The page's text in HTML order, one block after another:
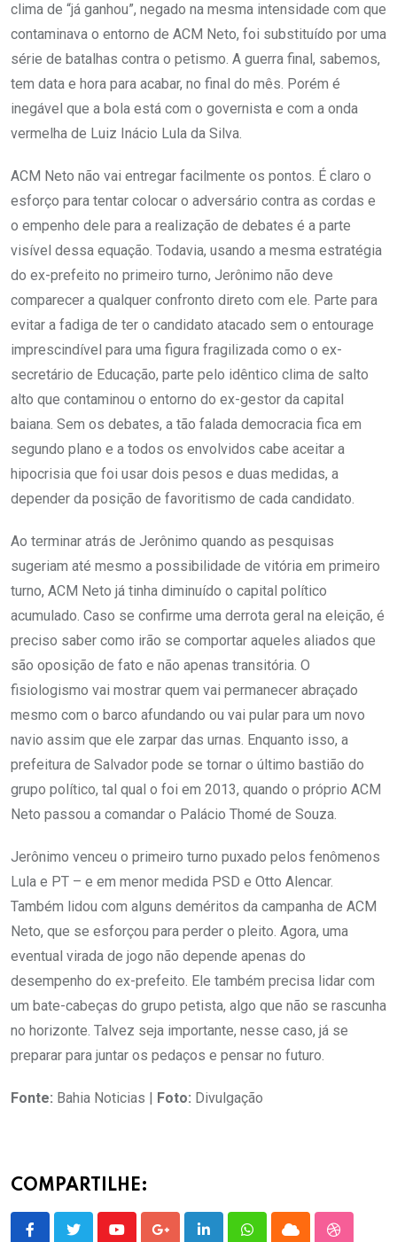
clima de “já ganhou”, negado na mesma intensidade com que
contaminava o entorno de ACM Neto, foi substituído por uma
série de batalhas contra o petismo. A guerra final, sabemos,
tem data e hora para acabar, no final do mês. Porém é
inegável que a bola está com o governista e com a onda
vermelha de Luiz Inácio Lula da Silva.
ACM Neto não vai entregar facilmente os pontos. É claro o
esforço para tentar colocar o adversário contra as cordas e
o empenho dele para a realização de debates é a parte
visível dessa equação. Todavia, usando a mesma estratégia
do ex-prefeito no primeiro turno, Jerônimo não deve
comparecer a qualquer confronto direto com ele. Parte para
evitar a fadiga de ter o candidato atacado sem o entourage
imprescindível para uma figura fragilizada como o ex-
secretário de Educação, parte pelo idêntico clima de salto
alto que contaminou o entorno do ex-gestor da capital
baiana. Sem os debates, a tão falada democracia fica em
segundo plano e a todos os envolvidos cabe aceitar a
hipocrisia que foi usar dois pesos e duas medidas, a
depender da posição de favoritismo de cada candidato.
Ao terminar atrás de Jerônimo quando as pesquisas
sugeriam até mesmo a possibilidade de vitória em primeiro
turno, ACM Neto já tinha diminuído o capital político
acumulado. Caso se confirme uma derrota geral na eleição, é
preciso saber como irão se comportar aqueles aliados que
são oposição de fato e não apenas transitória. O
fisiologismo vai mostrar quem vai permanecer abraçado
mesmo com o barco afundando ou vai pular para um novo
navio assim que ele zarpar das urnas. Enquanto isso, a
prefeitura de Salvador pode se tornar o último bastião do
grupo político, tal qual o foi em 2013, quando o próprio ACM
Neto passou a comandar o Palácio Thomé de Souza.
Jerônimo venceu o primeiro turno puxado pelos fenômenos
Lula e PT – e em menor medida PSD e Otto Alencar.
Também lidou com alguns deméritos da campanha de ACM
Neto, que se esforçou para perder o pleito. Agora, uma
eventual virada de jogo não depende apenas do
desempenho do ex-prefeito. Ele também precisa lidar com
um bate-cabeças do grupo petista, algo que não se rascunha
no horizonte. Talvez seja importante, nesse caso, já se
preparar para juntar os pedaços e pensar no futuro.
Fonte: Bahia Noticias | Foto: Divulgação
COMPARTILHE: